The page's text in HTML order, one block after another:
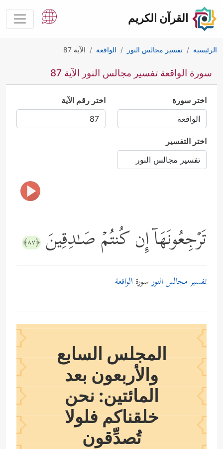
القرآن الكريم
الرئيسية تفسير مجالس النور الواقعة الآية 87
سورة الواقعة تفسير مجالس النور الآية 87
اختر سورة اختر رقم الآية
اختر التفسير
تَرۡجِعُونَهَاۤ إِن كُنتُمۡ صَـٰدِقِینَ ﴿٨٧﴾
تفسير مجالس النورسورة الواقعة
المجلس السابع
والأربعون بعد
المائتين: نحن
خلقناكم فلولا
تُصدِّقون